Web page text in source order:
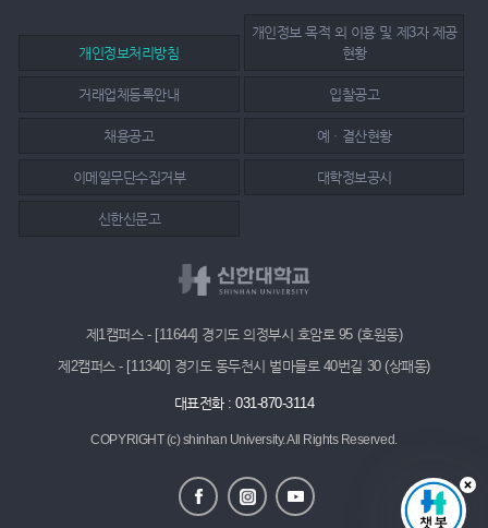
개인정보처리방침
개인정보 목적 외 이용 및 제3자 제공
현황
거래업체등록안내 입찰공고
채용공고 예ㆍ결산현황
이메일무단수집거부 대학정보공시
신한신문고
제1캠퍼스 - [11644] 경기도 의정부시 호암로 95 (호원동)
제2캠퍼스 - [11340] 경기도 동두천시 벌마들로 40번길 30 (상패동)
대표전화 : 031-870-3114
COPYRIGHT (c) shinhan University.All Rights Reserved.